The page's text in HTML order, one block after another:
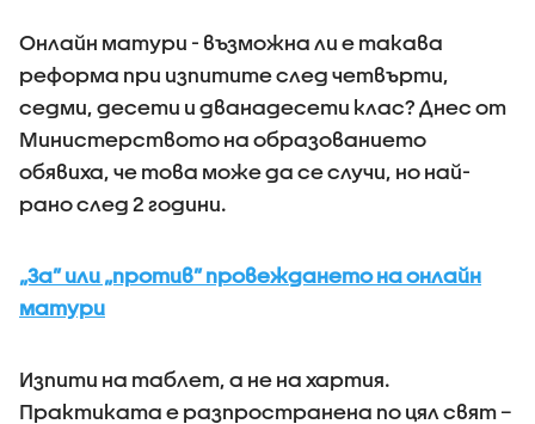
Онлайн матури - възможна ли е такава
реформа при изпитите след четвърти,
седми, десети и дванадесети клас? Днес от
Министерството на образованието
обявиха, че това може да се случи, но най-
рано след 2 години.
„За” или „против” провеждането на онлайн
матури
Изпити на таблет, а не на хартия.
Практиката е разпространена по цял свят –